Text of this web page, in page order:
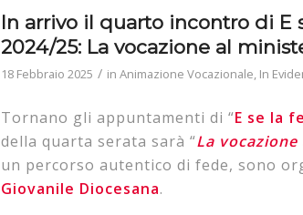
In arrivo il quarto incontro di E
2024/25: La vocazione al
18 Febbraio 2025 / in Animazione Vocazionale, In
Tornano gli appuntamenti di “E se la
della quarta serata sarà “La
un percorso autentico di fede, sono
Giovanile Diocesana.